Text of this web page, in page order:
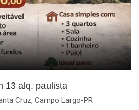
13 alq. paulista
Cruz, Campo Largo-PR